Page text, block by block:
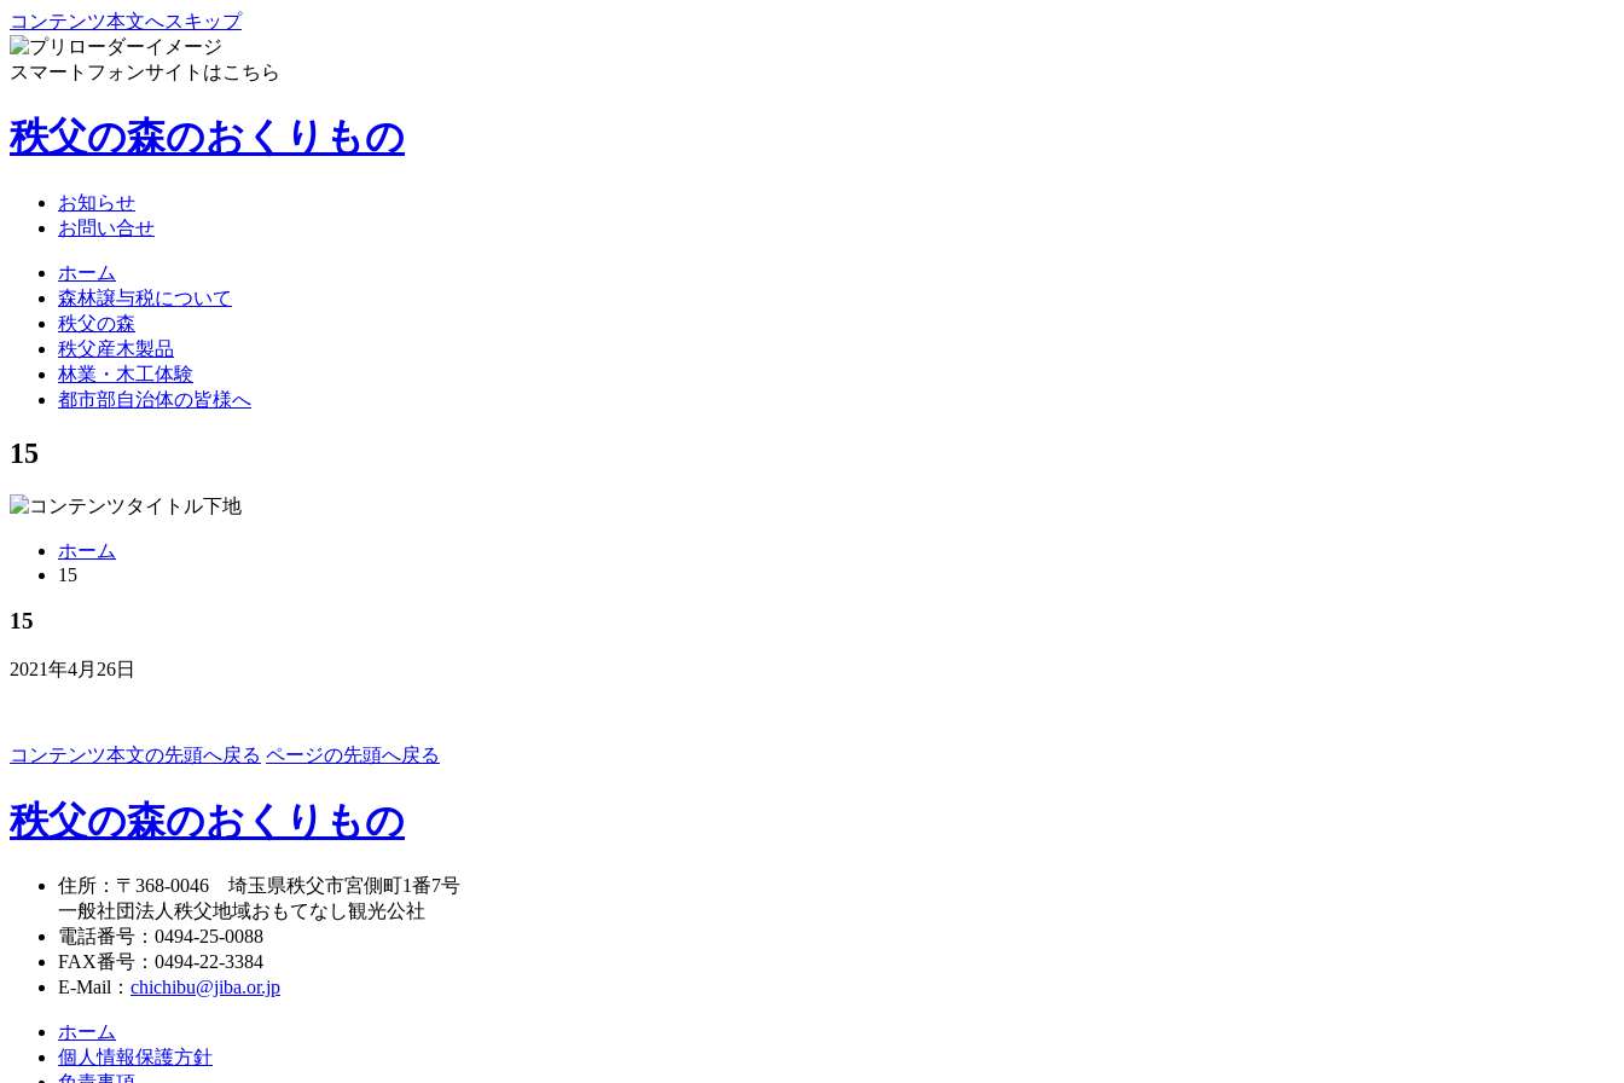
コンテンツ本文へスキップ
スマートフォンサイトはこちら
秩父の森のおくりもの
お知らせ
お問い合せ
ホーム
森林譲与税について
秩父の森
秩父産木製品
林業・木工体験
都市部自治体の皆様へ
15
ホーム
15
15
2021年4月26日
コンテンツ本文の先頭へ戻る ページの先頭へ戻る
秩父の森のおくりもの
住所 ： 〒368-0046 埼玉県秩父市宮側町1番7号
一般社団法人秩父地域おもてなし観光公社
電話番号 ： 0494-25-0088
FAX番号 ： 0494-22-3384
E-Mail ： chichibu@jiba.or.jp
ホーム
個人情報保護方針